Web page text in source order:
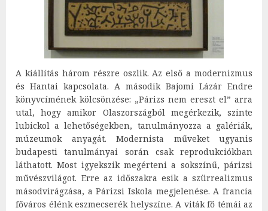
A kiállítás három részre oszlik. Az első a modernizmus
és Hantai kapcsolata. A második Bajomi Lázár Endre
könyvcímének kölcsönzése: „Párizs nem ereszt el” arra
utal, hogy amikor Olaszországból megérkezik, szinte
lubickol a lehetőségekben, tanulmányozza a galériák,
múzeumok anyagát. Modernista műveket ugyanis
budapesti tanulmányai során csak reprodukciókban
láthatott. Most igyekszik megérteni a sokszínű, párizsi
művészvilágot. Erre az időszakra esik a szürrealizmus
másodvirágzása, a Párizsi Iskola megjelenése. A francia
főváros élénk eszmecserék helyszíne. A viták fő témái az